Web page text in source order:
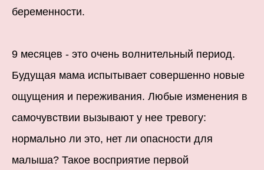
беременности.
9 месяцев - это очень волнительный период.
Будущая мама испытывает совершенно новые
ощущения и переживания. Любые изменения в
самочувствии вызывают у нее тревогу:
нормально ли это, нет ли опасности для
малыша? Такое восприятие первой